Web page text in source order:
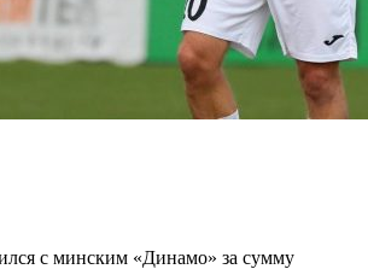
с минским «Динамо» за сумму